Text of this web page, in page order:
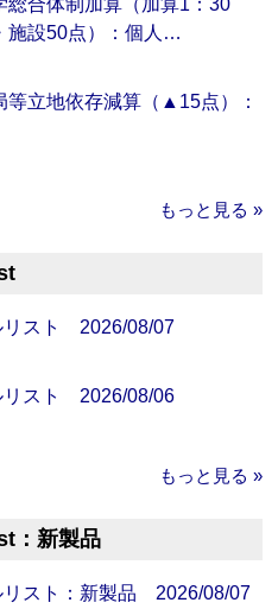
総合体制加算（加算1：30
施設50点）：個人…
等立地依存減算（▲15点）：
もっと見る »
リスト 2026/08/07
リスト 2026/08/06
もっと見る »
：新製品
リスト：新製品 2026/08/07